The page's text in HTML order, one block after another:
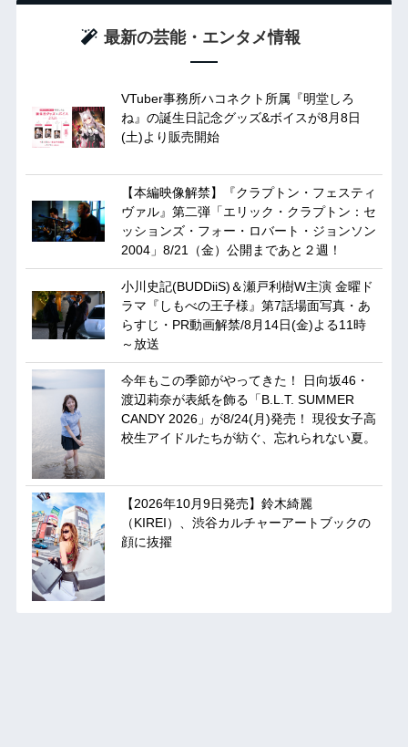
最新の芸能・エンタメ情報
VTuber事務所ハコネクト所属『明堂しろ
ね』の誕生日記念グッズ&ボイスが8月8日
(土)より販売開始
【本編映像解禁】『クラプトン・フェスティ
ヴァル』第二弾「エリック・クラプトン：セ
ッションズ・フォー・ロバート・ジョンソン
2004」8/21（金）公開まであと２週！
小川史記(BUDDiiS)＆瀬戸利樹W主演 金曜ド
ラマ『しもべの王子様』第7話場面写真・あ
らすじ・PR動画解禁/8月14日(金)よる11時
～放送
今年もこの季節がやってきた！ 日向坂46・
渡辺莉奈が表紙を飾る「B.L.T. SUMMER
CANDY 2026」が8/24(月)発売！ 現役女子高
校生アイドルたちが紡ぐ、忘れられない夏。
【2026年10月9日発売】鈴木綺麗
（KIREI）、渋谷カルチャーアートブックの
顔に抜擢